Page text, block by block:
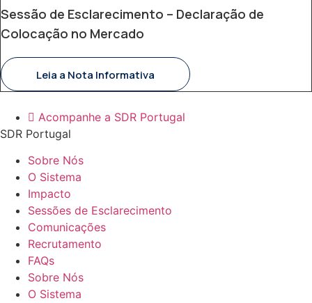
Sessão de Esclarecimento – Declaração de
Colocação no Mercado
Leia a Nota Informativa
Acompanhe a SDR Portugal
SDR Portugal
Sobre Nós
O Sistema
Impacto
Sessões de Esclarecimento
Comunicações
Recrutamento
FAQs
Sobre Nós
O Sistema